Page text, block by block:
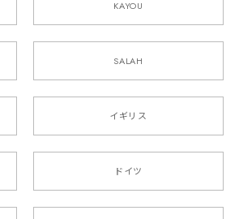
KAYOU
SALAH
イギリス
ドイツ